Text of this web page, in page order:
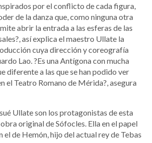
por el conflicto de cada figura,
de la danza que, como ninguna otra
abrir la entrada a las esferas de las
así explica el maestro Ullate la
cuya dirección y coreografía
Lao. ?Es una Antígona con mucha
diferente a las que se han podido ver
el Teatro Romano de Mérida?, asegura
Ullate son los protagonistas de esta
original de Sófocles. Ella en el papel
el de Hemón, hijo del actual rey de Tebas